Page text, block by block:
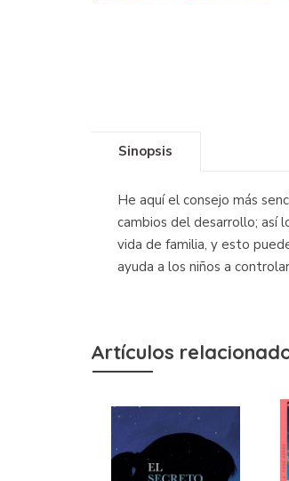
Sinopsis
He aquí el consejo más
cambios del desarrollo; así
vida de familia, y esto
ayuda a los niños a
Artículos